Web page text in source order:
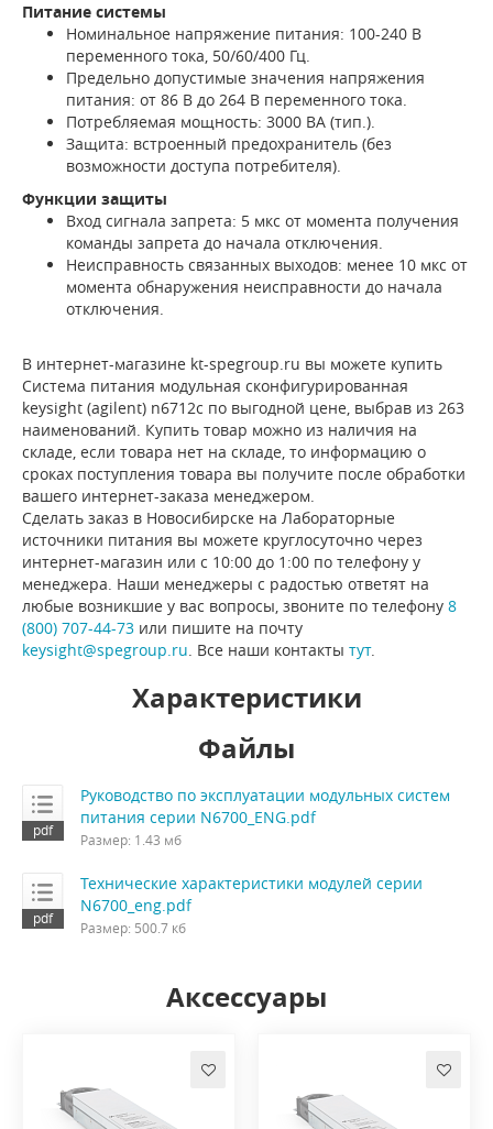
Питание системы
Номинальное напряжение питания: 100-240 В
переменного тока, 50/60/400 Гц.
Предельно допустимые значения напряжения
питания: от 86 В до 264 В переменного тока.
Потребляемая мощность: 3000 ВА (тип.).
Защита: встроенный предохранитель (без
возможности доступа потребителя).
Функции защиты
Вход сигнала запрета: 5 мкс от момента получения
команды запрета до начала отключения.
Неисправность связанных выходов: менее 10 мкс от
момента обнаружения неисправности до начала
отключения.
В интернет-магазине kt-spegroup.ru вы можете купить
Система питания модульная сконфигурированная
keysight (agilent) n6712c по выгодной цене, выбрав из 263
наименований. Купить товар можно из наличия на
складе, если товара нет на складе, то информацию о
сроках поступления товара вы получите после обработки
вашего интернет-заказа менеджером.
Сделать заказ в Новосибирске на Лабораторные
источники питания вы можете круглосуточно через
интернет-магазин или с 10:00 до 1:00 по телефону у
менеджера. Наши менеджеры с радостью ответят на
любые возникшие у вас вопросы, звоните по телефону 8
(800) 707-44-73 или пишите на почту
keysight@spegroup.ru. Все наши контакты тут.
Характеристики
Файлы
Руководство по эксплуатации модульных систем
питания серии N6700_ENG.pdf
Размер: 1.43 мб
Технические характеристики модулей серии
N6700_eng.pdf
Размер: 500.7 кб
Аксессуары